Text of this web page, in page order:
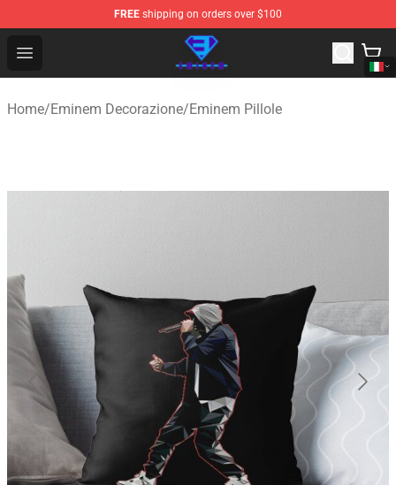
FREE shipping on orders over $100
Open menu
Eminem Store - Official Eminem Merchandise Shop
Home/Eminem Decorazione/Eminem Pillole